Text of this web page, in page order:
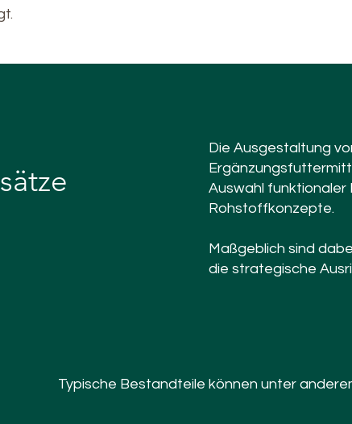
Die Ausgestaltung
Auswahl
Rohstoffkonzepte.
Maßgeblich sind
die strategische
Typische Bestandteile können unter